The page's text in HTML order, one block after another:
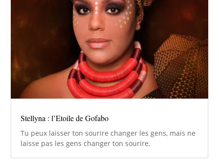
Stellyna : l’Etoile de Gofabo
Tu peux laisser ton sourire changer les gens, mais ne
laisse pas les gens changer ton sourire.